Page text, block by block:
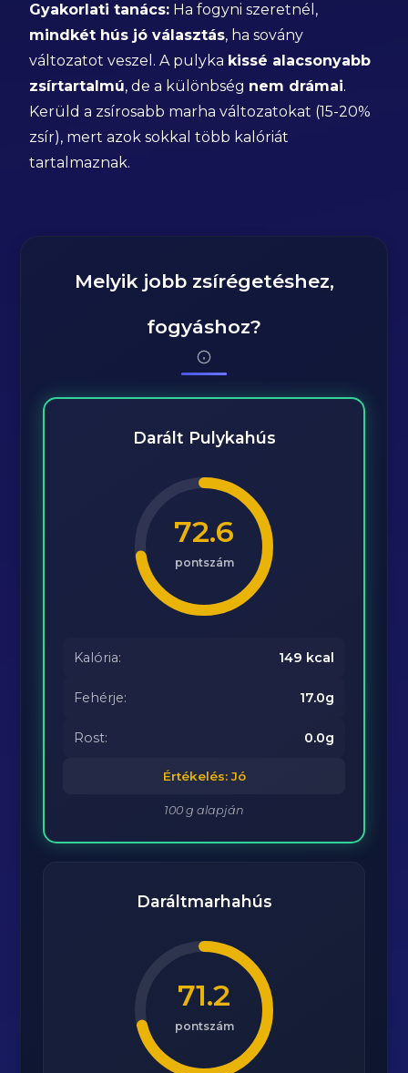
Gyakorlati tanács: Ha fogyni szeretnél,
mindkét hús jó választás, ha sovány
változatot veszel. A pulyka kissé alacsonyabb
zsírtartalmú, de a különbség nem drámai.
Kerüld a zsírosabb marha változatokat (15-20%
zsír), mert azok sokkal több kalóriát
tartalmaznak.
Melyik jobb zsírégetéshez,
fogyáshoz?
Darált Pulykahús
72.6
pontszám
Kalória: 149 kcal
Fehérje: 17.0g
Rost: 0.0g
Értékelés: Jó
100 g alapján
Daráltmarhahús
71.2
pontszám